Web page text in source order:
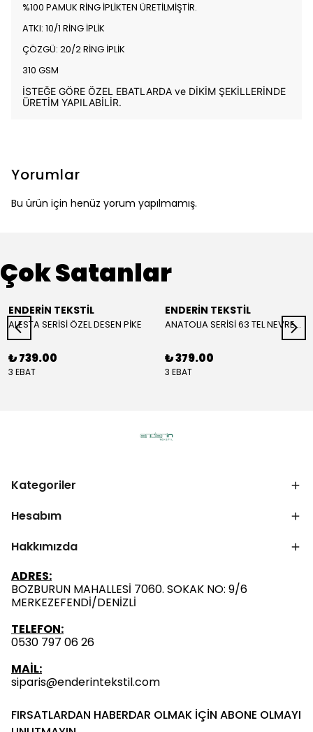
%100 PAMUK RİNG İPLİKTEN ÜRETİLMİŞTİR.
ATKI: 10/1 RİNG İPLİK
ÇÖZGÜ: 20/2 RİNG İPLİK
310 GSM
İSTEĞE GÖRE ÖZEL EBATLARDA ve DİKİM ŞEKİLLERİNDE
ÜRETİM YAPILABİLİR.
Yorumlar
Bu ürün için henüz yorum yapılmamış.
Çok Satanlar
ENDERİN TEKSTİL
ALESTA SERİSİ ÖZEL DESEN PİKE
₺ 739.00
3 EBAT
ENDERİN TEKSTİL
ANATOLIA SERİSİ 63 TEL NEVRESİM ( YORGAN KILIFI )
₺ 379.00
3 EBAT
Kategoriler
Hesabım
Hakkımızda
ADRES:
BOZBURUN MAHALLESİ 7060. SOKAK NO: 9/6
MERKEZEFENDİ/DENİZLİ
TELEFON:
0530 797 06 26
MAİL:
siparis@enderintekstil.com
FIRSATLARDAN HABERDAR OLMAK İÇİN ABONE OLMAYI